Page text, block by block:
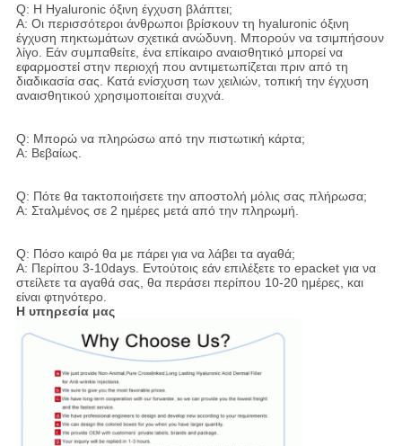
Q: Η Hyaluronic όξινη έγχυση βλάπτει;
Α: Οι περισσότεροι άνθρωποι βρίσκουν τη hyaluronic όξινη
έγχυση πηκτωμάτων σχετικά ανώδυνη. Μπορούν να τσιμπήσουν
λίγο. Εάν συμπαθείτε, ένα επίκαιρο αναισθητικό μπορεί να
εφαρμοστεί στην περιοχή που αντιμετωπίζεται πριν από τη
διαδικασία σας. Κατά ενίσχυση των χειλιών, τοπική την έγχυση
αναισθητικού χρησιμοποιείται συχνά.
Q: Μπορώ να πληρώσω από την πιστωτική κάρτα;
Α: Βεβαίως.
Q: Πότε θα τακτοποιήσετε την αποστολή μόλις σας πλήρωσα;
Α: Σταλμένος σε 2 ημέρες μετά από την πληρωμή.
Q: Πόσο καιρό θα με πάρει για να λάβει τα αγαθά;
Α: Περίπου 3-10days. Εντούτοις εάν επιλέξετε το epacket για να
στείλετε τα αγαθά σας, θα περάσει περίπου 10-20 ημέρες, και
είναι φτηνότερο.
Η υπηρεσία μας